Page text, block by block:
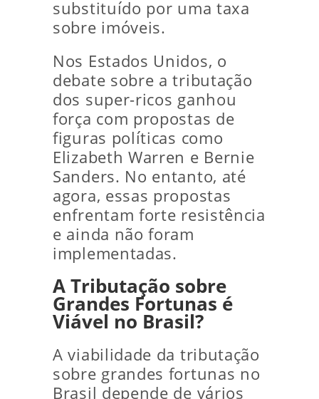
substituído por uma taxa
sobre imóveis.
Nos Estados Unidos, o
debate sobre a tributação
dos super-ricos ganhou
força com propostas de
figuras políticas como
Elizabeth Warren e Bernie
Sanders. No entanto, até
agora, essas propostas
enfrentam forte resistência
e ainda não foram
implementadas.
A Tributação sobre
Grandes Fortunas é
Viável no Brasil?
A viabilidade da tributação
sobre grandes fortunas no
Brasil depende de vários